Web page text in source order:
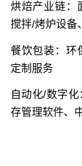
烘焙产业链：
搅拌/烤炉设备
餐饮包装： 环
定制服务
自动化/数字化
存管理软件、